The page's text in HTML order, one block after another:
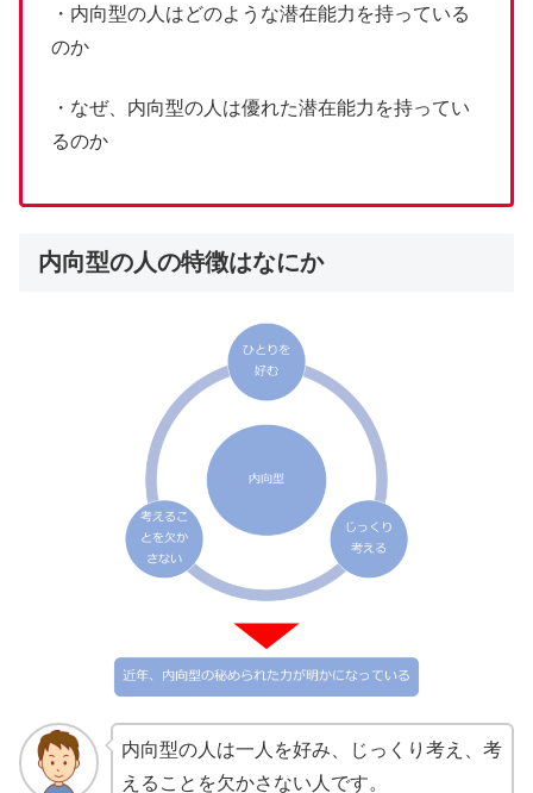
・内向型の人はどのような潜在能力を持っている
のか
・なぜ、内向型の人は優れた潜在能力を持ってい
るのか
内向型の人の特徴はなにか
内向型の人は一人を好み、じっくり考え、考
えることを欠かさない人です。